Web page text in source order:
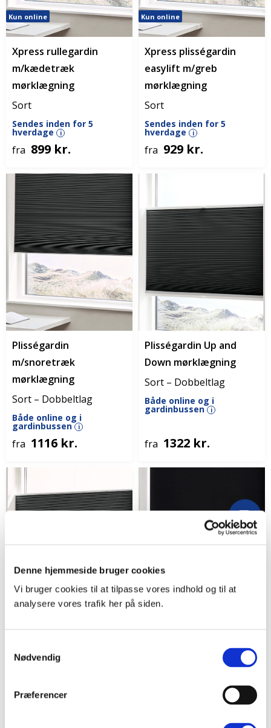
Denne hjemmeside bruger cookies
Vi bruger cookies til at tilpasse vores indhold og til at
analysere vores trafik her på siden.
Nødvendig
Præferencer
Kun online
Xpress rullegardin
m/kædetræk
mørklægning
Sort
Sendes inden for 5
hverdage i
fra 899 kr.
Kun online
Xpress plisségardin
easylift m/greb
mørklægning
Sort
Sendes inden for 5
hverdage i
fra 929 kr.
Plisségardin
m/snoretræk
mørklægning
Sort – Dobbeltlag
Både online og i
gardinbussen i
fra 1116 kr.
Plisségardin Up and
Down mørklægning
Sort – Dobbeltlag
Både online og i
gardinbussen i
fra 1322 kr.
Down m/snoretræk
Sort – Dobbeltlag
Kun online
m/motor mørklægning
Sendes inden for 5